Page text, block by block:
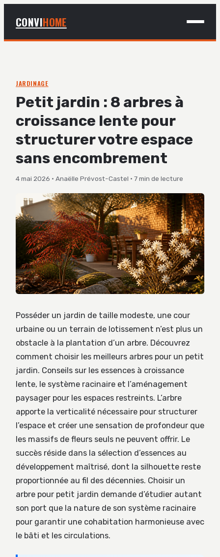
CONVIHOME
BRICOLAGE
DÉCO
JARDINAGE
JARDINAGE
Petit jardin : 8 arbres à
croissance lente pour
structurer votre espace
sans encombrement
4 mai 2026 · Anaëlle Prévost-Castel · 7 min de lecture
Posséder un jardin de taille modeste, une cour
urbaine ou un terrain de lotissement n’est plus un
obstacle à la plantation d’un arbre. Découvrez
comment choisir les meilleurs arbres pour un petit
jardin. Conseils sur les essences à croissance
lente, le système racinaire et l’aménagement
paysager pour les espaces restreints. L’arbre
apporte la verticalité nécessaire pour structurer
l’espace et créer une sensation de profondeur que
les massifs de fleurs seuls ne peuvent offrir. Le
succès réside dans la sélection d’essences au
développement maîtrisé, dont la silhouette reste
proportionnée au fil des décennies. Choisir un
arbre pour petit jardin demande d’étudier autant
son port que la nature de son système racinaire
pour garantir une cohabitation harmonieuse avec
le bâti et les circulations.